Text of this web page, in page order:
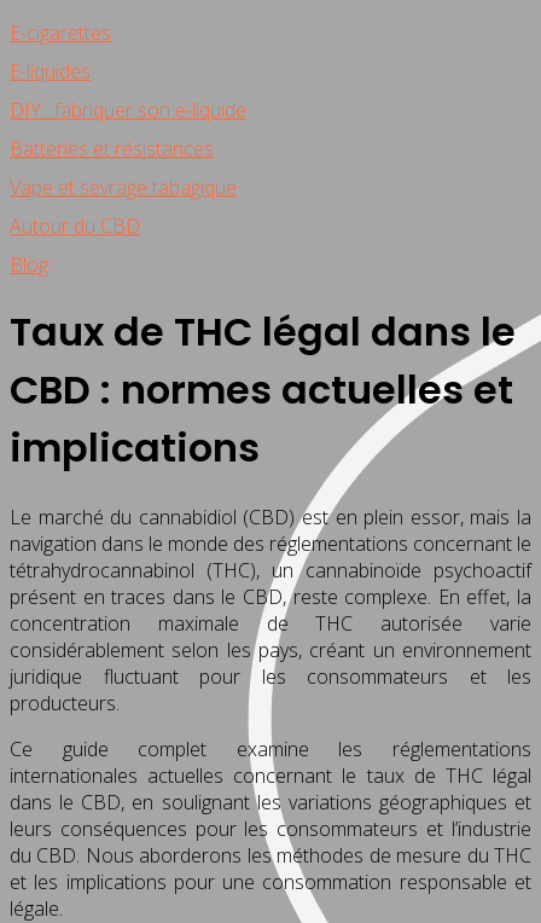
E-cigarettes
E-liquides
DIY : fabriquer son e-liquide
Batteries et résistances
Vape et sevrage tabagique
Autour du CBD
Blog
Taux de THC légal dans le
CBD : normes actuelles et
implications
Le marché du cannabidiol (CBD) est en plein essor, mais la
navigation dans le monde des réglementations concernant le
tétrahydrocannabinol (THC), un cannabinoïde psychoactif
présent en traces dans le CBD, reste complexe. En effet, la
concentration maximale de THC autorisée varie
considérablement selon les pays, créant un environnement
juridique fluctuant pour les consommateurs et les
producteurs.
Ce guide complet examine les réglementations
internationales actuelles concernant le taux de THC légal
dans le CBD, en soulignant les variations géographiques et
leurs conséquences pour les consommateurs et l’industrie
du CBD. Nous aborderons les méthodes de mesure du THC
et les implications pour une consommation responsable et
légale.